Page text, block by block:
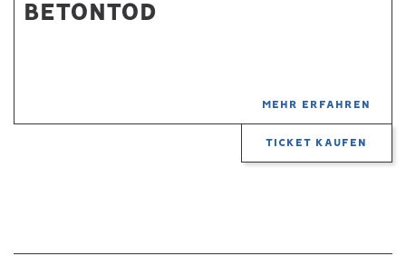
BETONTOD
MEHR ERFAHREN
TICKET KAUFEN